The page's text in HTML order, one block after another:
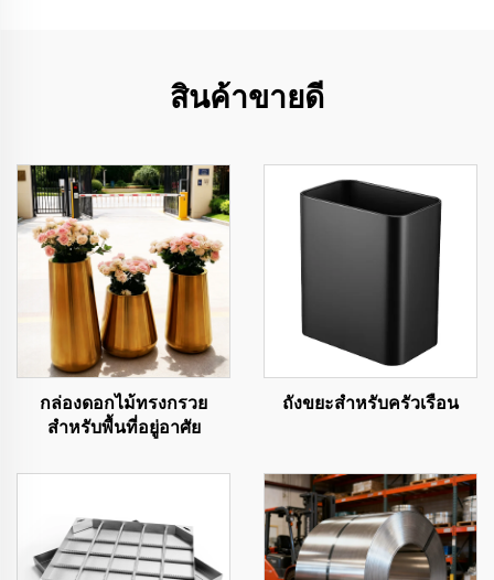
สินค้าขายดี
กล่องดอกไม้ทรงกรวย
สำหรับพื้นที่อยู่อาศัย
ถังขยะสำหรับครัวเรือน